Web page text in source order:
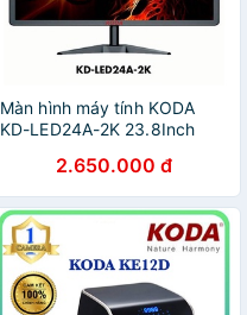
Màn hình máy tính KODA
KD-LED24A-2K 23.8Inch
2.650.000 đ